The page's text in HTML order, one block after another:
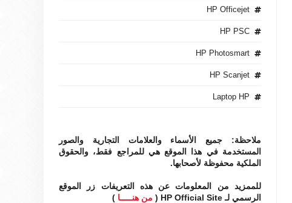
HP Officejet
HP PSC
HP Photosmart
HP Scanjet
Laptop HP
ملاحظة: جميع الأسماء والعلامات التجارية والصور
المستخدمة في هذا الموقع هي للمراجع فقط، والحقوق
الملكية محفوظة لأصحابها.
للممزيد من المعلومات عن هذه التعريفات زر الموقع
الرسمي لـ HP Official Site (
من هنـــــا )